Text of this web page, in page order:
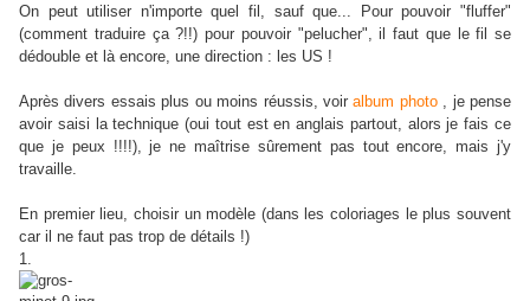
On peut utiliser n'importe quel fil, sauf que... Pour pouvoir "fluffer"
(comment traduire ça ?!!) pour pouvoir "pelucher", il faut que le fil se
dédouble et là encore, une direction : les US !
Après divers essais plus ou moins réussis, voiralbum photo, je pense
avoir saisi la technique (oui tout est en anglais partout, alors je fais ce
que je peux !!!!), je ne maîtrise sûrement pas tout encore, mais j'y
travaille.
En premier lieu, choisir un modèle (dans les coloriages le plus souvent
car il ne faut pas trop de détails !)
1.